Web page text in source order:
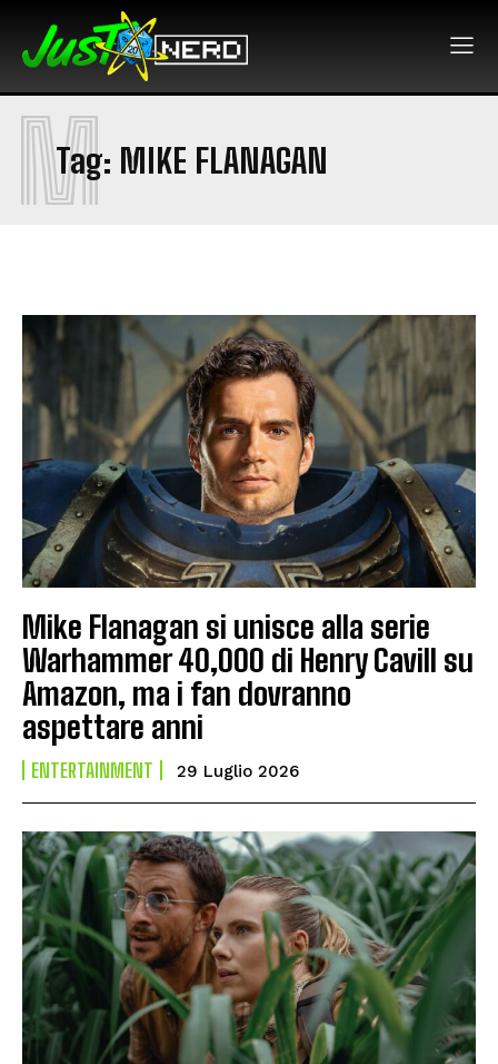
Tag: MIKE FLANAGAN
M
Mike Flanagan si unisce alla serie
Warhammer 40,000 di Henry Cavill su
Amazon, ma i fan dovranno
aspettare anni
ENTERTAINMENT 29 Luglio 2026